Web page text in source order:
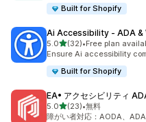
Built for Shopify
Ai Accessibility ‑ ADA &
5.05つ星中
(32)
合計レビュー数：32件
•Free plan
Ensure Ai accessibility
Built for Shopify
EA• アクセシビリティ
5.05つ星中
(23)
合計レビュー数：23件
•無料
障がい者対応：AODA、